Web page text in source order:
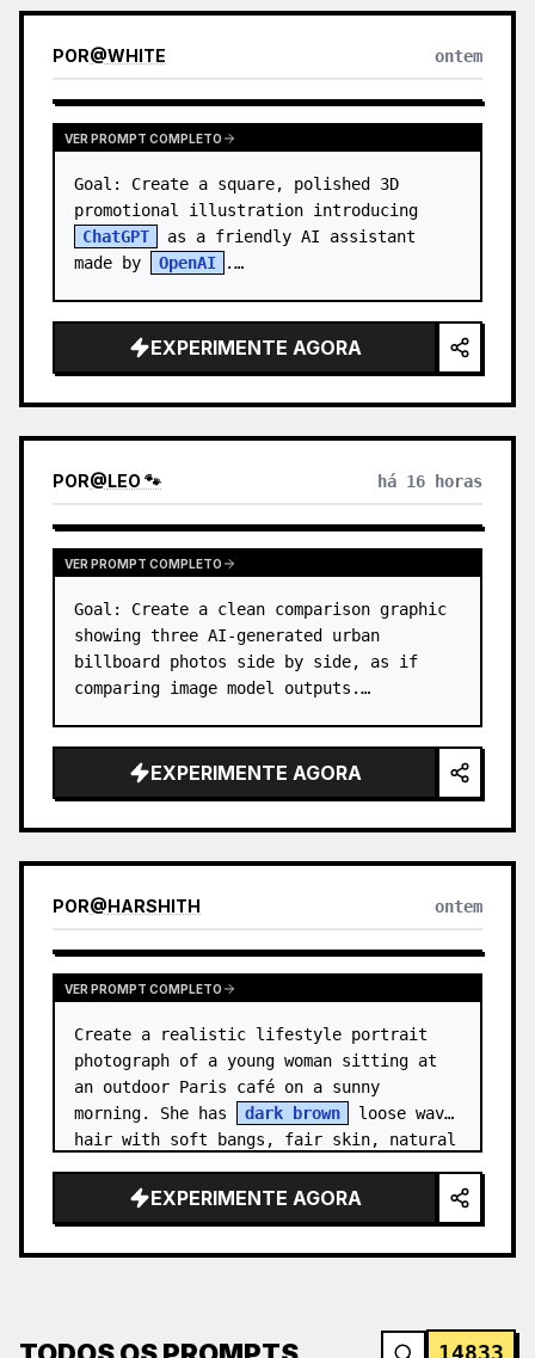
POR@WHITE ontem
VER PROMPT COMPLETO
Goal: Create a square, polished 3D
ChatGPT
as a friendly AI assistant
made by
OpenAI .
office setting…EXPERIMENTE AGORA
POR@LEO 🐾 há 16 horas
VER PROMPT COMPLETO
Goal: Create a clean comparison graphic
showing three AI-generated urban
billboard photos side by side, as if
comparing image model outputs.
with a warm off-white background and
generous margins. …
EXPERIMENTE AGORA
POR@HARSHITH ontem
VER PROMPT COMPLETO
Create a realistic lifestyle portrait
photograph of a young woman sitting at
an outdoor Paris café on a sunny
morning. She has
dark brown
loose wavy
hair with soft bangs, fair skin, natural
EXPERIMENTE AGORA
14833